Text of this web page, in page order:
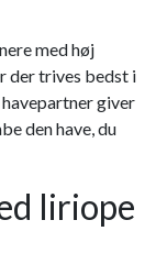
med høj
der trives bedst i
giver
den have, du
liriope